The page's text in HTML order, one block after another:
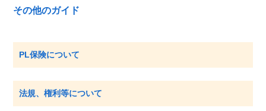
その他のガイド
PL保険について
法規、権利等について